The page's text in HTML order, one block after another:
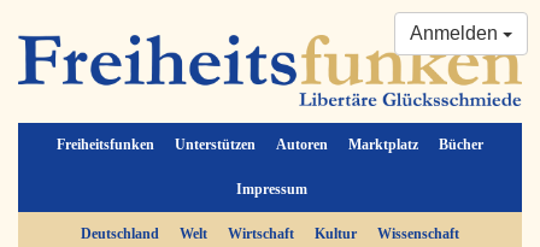
Freiheitsfunken Unterstützen Autoren Marktplatz Bücher
Impressum
Anmelden
Deutschland Welt Wirtschaft Kultur Wissenschaft